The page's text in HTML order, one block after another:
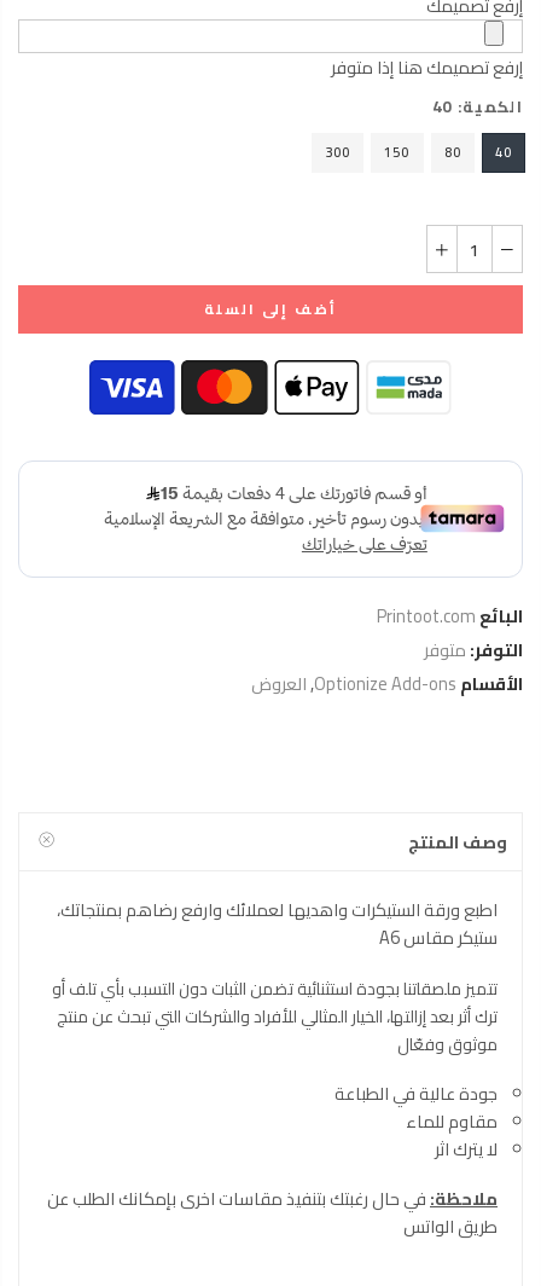
إرفع تصميمك هنا إذا متوفر
الكمية: 40
40
80
150
300
أضف إلى السلة
البائعPrintoot.com
التوفر:متوفر
الأقسامOptionize Add-ons
,العروض
وصف المنتج
اطبع ورقة الستيكرات واهديها لعملائك وارفع رضاهم بمنتجاتك،
ستيكر مقاس A6
تتميز ملصقاتنا بجودة استثنائية تضمن الثبات دون التسبب بأي تلف أو
ترك أثر بعد إزالتها، الخيار المثالي للأفراد والشركات التي تبحث عن منتج
موثوق وفعّال
جودة عالية في الطباعة
مقاوم للماء
لا يترك اثر
ملاحظة:في حال رغبتك بتنفيذ مقاسات اخرى بإمكانك الطلب عن
طريق الواتس